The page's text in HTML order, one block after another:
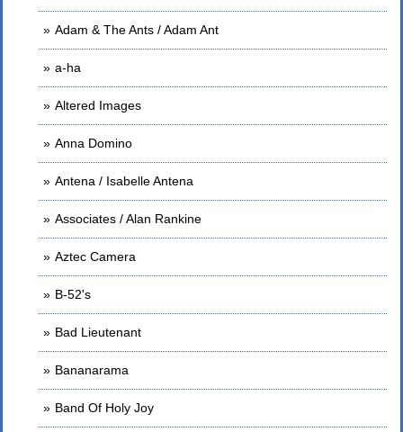
Adam & The Ants / Adam Ant
a-ha
Altered Images
Anna Domino
Antena / Isabelle Antena
Associates / Alan Rankine
Aztec Camera
B-52's
Bad Lieutenant
Bananarama
Band Of Holy Joy